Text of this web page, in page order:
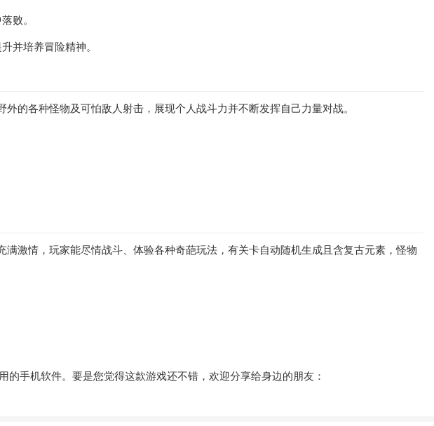
败。
并培养冒险精神。
的各种怪物及可怕敌人射击，展现个人战斗力并不断发挥自己力量对战。
激情，玩家能尽情战斗、体验各种奇葩玩法，有关卡自动随机生成且含复古元素，怪物
手机软件。要是您觉得这款游戏还不错，欢迎分享给身边的朋友：